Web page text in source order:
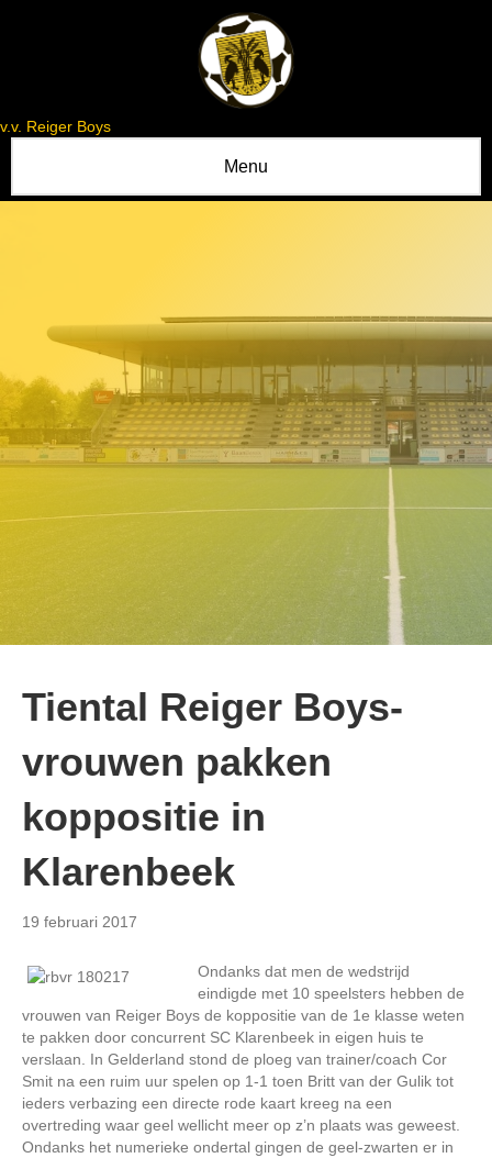
v.v. Reiger Boys
Menu
Tiental Reiger Boys-
vrouwen pakken
koppositie in
Klarenbeek
19 februari 2017
Ondanks dat men de wedstrijd
eindigde met 10 speelsters hebben de
vrouwen van Reiger Boys de koppositie van de 1e klasse weten
te pakken door concurrent SC Klarenbeek in eigen huis te
verslaan. In Gelderland stond de ploeg van trainer/coach Cor
Smit na een ruim uur spelen op 1-1 toen Britt van der Gulik tot
ieders verbazing een directe rode kaart kreeg na een
overtreding waar geel wellicht meer op z’n plaats was geweest.
Ondanks het numerieke ondertal gingen de geel-zwarten er in